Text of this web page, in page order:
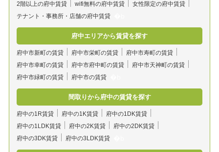
2階以上の府中賃貸
wifi無料の府中賃貸
女性限定の府中賃貸
テナント・事務所・店舗の府中賃貸
府中エリアから賃貸を探す
府中市新町の賃貸 府中市栄町の賃貸
府中市寿町の賃貸
府中市幸町の賃貸
府中市府中町の賃貸
府中市天神町の賃貸
府中市緑町の賃貸
府中市の賃貸
間取りから府中の賃貸を探す
府中の1R賃貸 府中の1K賃貸
府中の1DK賃貸
府中の1LDK賃貸
府中の2K賃貸
府中の2DK賃貸
府中の3DK賃貸
府中の3LDK賃貸